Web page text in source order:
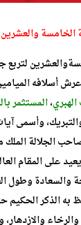
الخامسة
لتربع
أسلافه
،المستثمر
وأسمى
صاحب الجلالة
على المقام
والسعادة وطول
به الذكر
والازدهار،